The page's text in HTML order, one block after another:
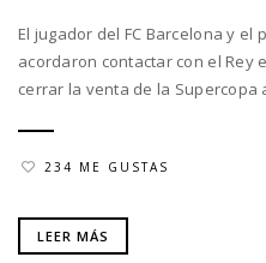
El jugador del FC Barcelona y
acordaron contactar con el Rey
cerrar la venta de la Supercopa
234 ME GUSTAS
LEER MÁS